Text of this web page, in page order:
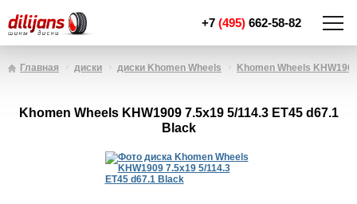
+7 (495) 662-58-82
Главная диски диски Khomen Wheels Khomen Wheels
Khomen Wheels KHW1909 7.5x19 5/114.3 ET45 d67.1
Black